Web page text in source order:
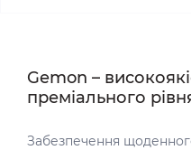
Gemon –
преміального
Забезпечення